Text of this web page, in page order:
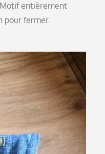
entièrement
pour fermer.